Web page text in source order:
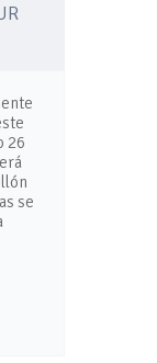
26
se